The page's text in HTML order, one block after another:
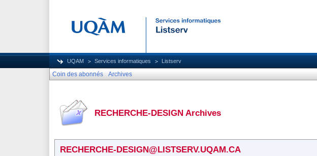
UQAM Services informatiques Listserv
Coin des abonnés Archives
RECHERCHE-DESIGN Archives
RECHERCHE-DESIGN@LISTSERV.UQAM.CA